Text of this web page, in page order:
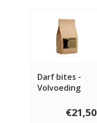
Darf bites -
Volvoeding
€21,50